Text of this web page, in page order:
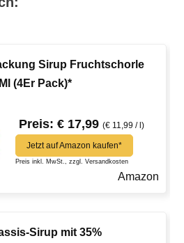
Sirup Fruchtschorle
(4Er Pack)*
Preis: € 17,99 (€ 11,99 / l)
Jetzt auf Amazon kaufen*
Preis inkl. MwSt., zzgl. Versandkosten
Amazon
Sirup mit 35%